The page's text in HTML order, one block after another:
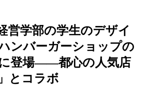
営学部の学生のデザイ
ンバーガーショップの
に登場――都心の人気店
とコラボ